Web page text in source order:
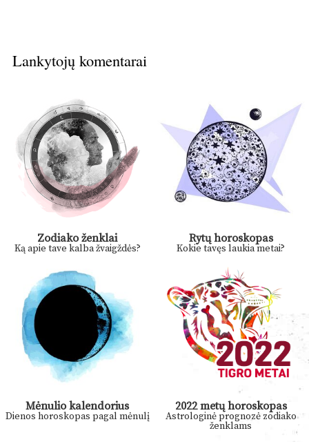
Lankytojų komentarai
Zodiako ženklai
Ką apie tave kalba žvaigždės?
Rytų horoskopas
Kokie tavęs laukia metai?
Mėnulio kalendorius
Dienos horoskopas pagal mėnulį
2022 metų horoskopas
Astrologinė prognozė zodiako
ženklams